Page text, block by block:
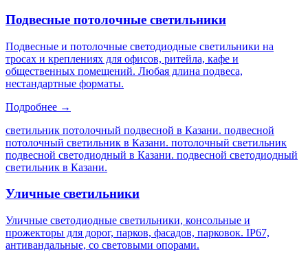
Подвесные потолочные светильники
Подвесные и потолочные светодиодные светильники на
тросах и креплениях для офисов, ритейла, кафе и
общественных помещений. Любая длина подвеса,
нестандартные форматы.
Подробнее →
светильник потолочный подвесной в Казани. подвесной
потолочный светильник в Казани. потолочный светильник
подвесной светодиодный в Казани. подвесной светодиодный
светильник в Казани.
Уличные светильники
Уличные светодиодные светильники, консольные и
прожекторы для дорог, парков, фасадов, парковок. IP67,
антивандальные, со световыми опорами.